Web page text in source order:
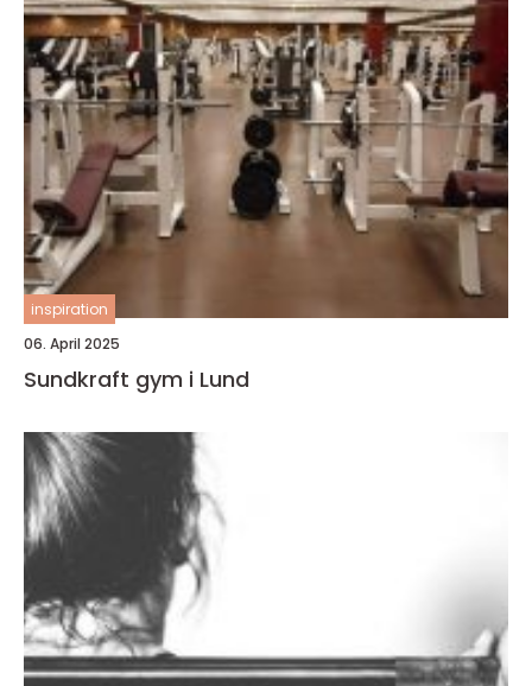
inspiration
06. April 2025
Sundkraft gym i Lund